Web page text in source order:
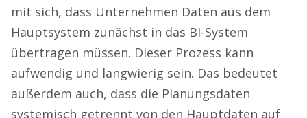
mit sich, dass Unternehmen Daten aus dem
Hauptsystem zunächst in das BI-System
übertragen müssen. Dieser Prozess kann
aufwendig und langwierig sein. Das bedeutet
außerdem auch, dass die Planungsdaten
systemisch getrennt von den Hauptdaten auf